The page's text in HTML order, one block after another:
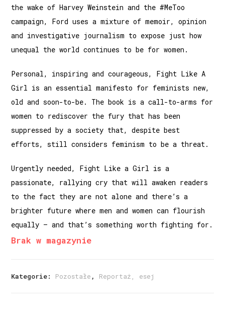
the wake of Harvey Weinstein and the #MeToo
campaign, Ford uses a mixture of memoir, opinion
and investigative journalism to expose just how
unequal the world continues to be for women.
Personal, inspiring and courageous, Fight Like A
Girl is an essential manifesto for feminists new,
old and soon-to-be. The book is a call-to-arms for
women to rediscover the fury that has been
suppressed by a society that, despite best
efforts, still considers feminism to be a threat.
Urgently needed, Fight Like a Girl is a
passionate, rallying cry that will awaken readers
to the fact they are not alone and there’s a
brighter future where men and women can flourish
equally – and that’s something worth fighting for.
Brak w magazynie
Kategorie: Pozostałe , Reportaż, esej